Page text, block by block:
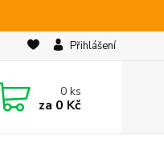
Přihlášení
0ks
za 0 Kč